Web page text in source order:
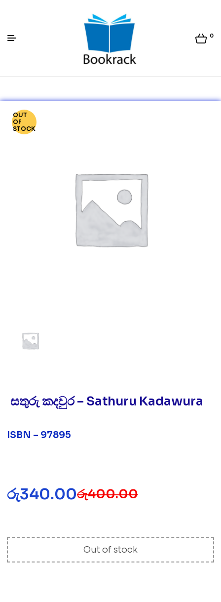
Bookrack.lk
0
OUT
OF
STOCK
සතුරු කදවුර – Sathuru Kadawura
ISBN – 97895
රු400.00
රු340.00
Out of stock